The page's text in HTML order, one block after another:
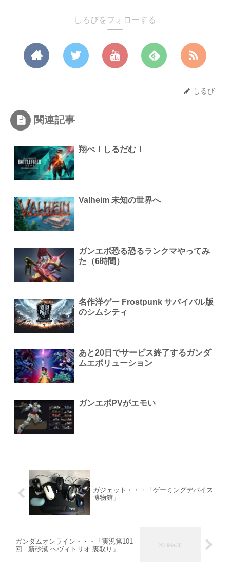
しるびをフォローする
しるび
関連記事
翔べ！しるだむ！
Valheim 未知の世界へ
ガンエボ恐る恐るランクマやってみ
た（6時間）
名作洋ゲー Frostpunk サバイバル版
のシムシティ
あと20日でサービス終了するガンダ
ムエボリューション
ガンエボPVがエモい
ガジェット・・・「ゲーミングデバイス
博物館」
ガンダムオンライン・・・「実況第101
回 : 新砂漠 ヘヴィトリオ 裏取り」